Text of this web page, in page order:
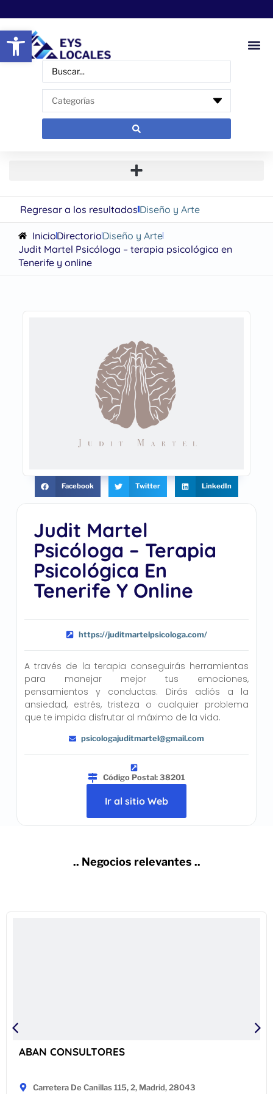
Abrir barra de herramientas
Regresar a los resultadosDiseño y Arte
InicioDirectorioDiseño y Arte
Judit Martel Psicóloga – terapia psicológica en
Tenerife y online
Judit Martel
Psicóloga – Terapia
Psicológica En
Tenerife Y Online
https://juditmartelpsicologa.com/
A través de la terapia conseguirás herramientas
para manejar mejor tus emociones,
pensamientos y conductas. Dirás adiós a la
ansiedad, estrés, tristeza o cualquier problema
que te impida disfrutar al máximo de la vida.
psicologajuditmartel@gmail.com
Código Postal: 38201
Ir al sitio Web
Facebook Twitter LinkedIn
.. Negocios relevantes ..
ABAN CONSULTORES
Carretera De Canillas 115, 2, Madrid, 28043